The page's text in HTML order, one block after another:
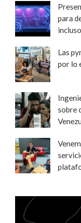
para
Las
por lo
sobre